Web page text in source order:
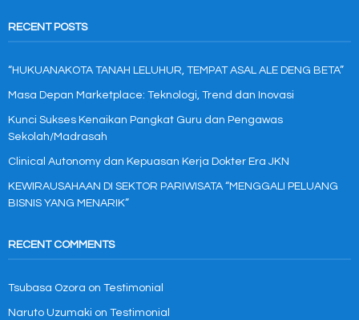
RECENT POSTS
“HUKUANAKOTA TANAH LELUHUR, TEMPAT ASAL ALE DENG BETA”
Masa Depan Marketplace: Teknologi, Trend dan Inovasi
Kunci Sukses Kenaikan Pangkat Guru dan Pengawas
Sekolah/Madrasah
Clinical Autonomy dan Kepuasan Kerja Dokter Era JKN
KEWIRAUSAHAAN DI SEKTOR PARIWISATA “MENGGALI PELUANG
BISNIS YANG MENARIK”
RECENT COMMENTS
Tsubasa Ozora on Testimonial
Naruto Uzumaki on Testimonial